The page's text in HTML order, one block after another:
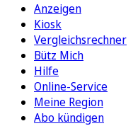
Anzeigen
Kiosk
Vergleichsrechner
Bütz Mich
Hilfe
Online-Service
Meine Region
Abo kündigen